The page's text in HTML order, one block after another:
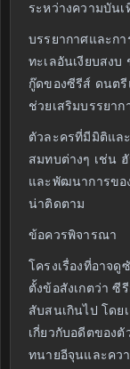
ระหว่างความบันเ
บรรยากาศและก
ทะเลอันเงียบสง
กู๊ดของซีรีส์ ดนตรี
ช่วยเสริมบรรยา
ตัวละครที่มีมิติแล
สมทบต่างๆ เช่น
และพัฒนาการขอ
น่าติดตาม
ข้อควรพิจารณา
โครงเรื่องที่อาจ
ตั้งข้อสังเกตว่า ซี
สับสนเกินไป โดย
เกี่ยวกับอดีตของ
ทนายอีจุนและคว